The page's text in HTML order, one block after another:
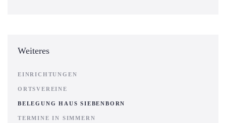
Weiteres
EINRICHTUNGEN
ORTSVEREINE
BELEGUNG HAUS SIEBENBORN
TERMINE IN SIMMERN